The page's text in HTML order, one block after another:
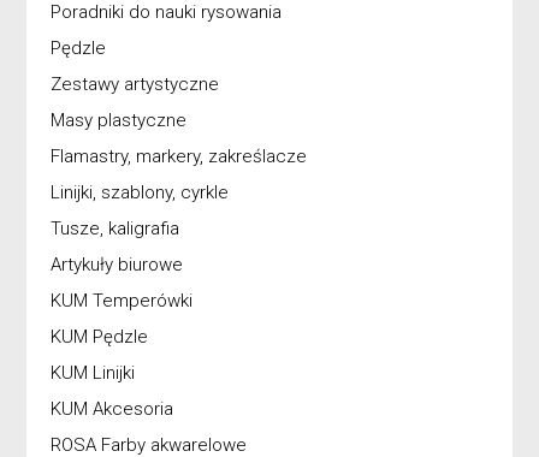
Poradniki do nauki rysowania
Pędzle
Zestawy artystyczne
Masy plastyczne
Flamastry, markery, zakreślacze
Linijki, szablony, cyrkle
Tusze, kaligrafia
Artykuły biurowe
KUM Temperówki
KUM Pędzle
KUM Linijki
KUM Akcesoria
ROSA Farby akwarelowe